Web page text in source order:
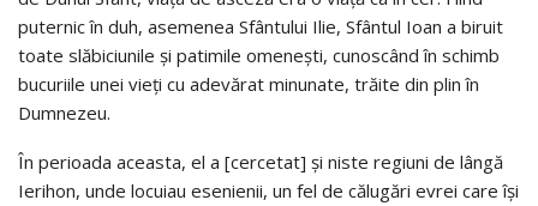
puternic în duh, asemenea Sfântului Ilie, Sfântul Ioan a biruit
toate slăbiciunile și patimile omenești, cunoscând în schimb
bucuriile unei vieți cu adevărat minunate, trăite din plin în
Dumnezeu.
În perioada aceasta, el a [cercetat] și niste regiuni de lângă
Ierihon, unde locuiau esenienii, un fel de călugări evrei care își